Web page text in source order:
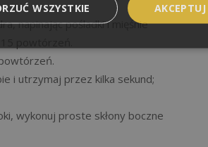
napinając pośladki i mięśnie
powtórzeń.
i utrzymaj przez kilka sekund;
wykonuj proste skłony boczne
WSZYSTKIE